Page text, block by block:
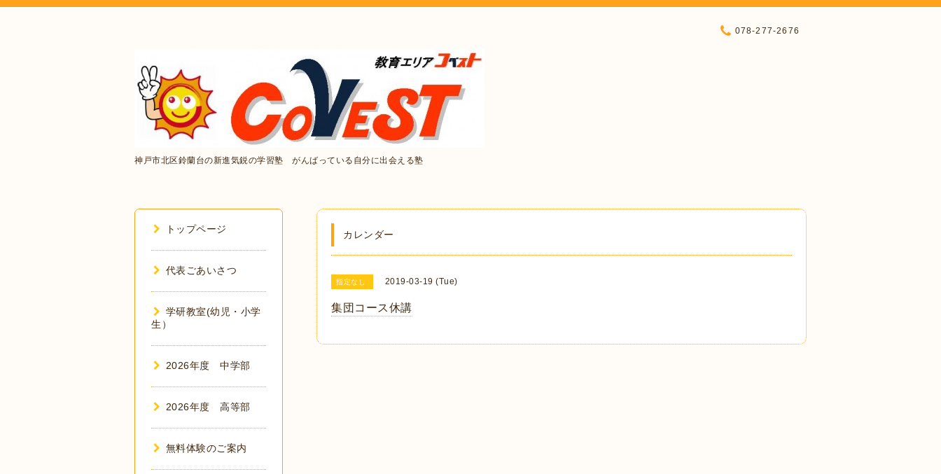
神戸市北区鈴蘭台の新進気鋭の学習塾 がんばっている自分に出会える塾
078-277-2676
カレンダー
指定なし 2019-03-19 (Tue)
集団コース休講
トップページ
代表ごあいさつ
学研教室(幼児・小学
生）
2026年度 中学部
2026年度 高等部
無料体験のご案内